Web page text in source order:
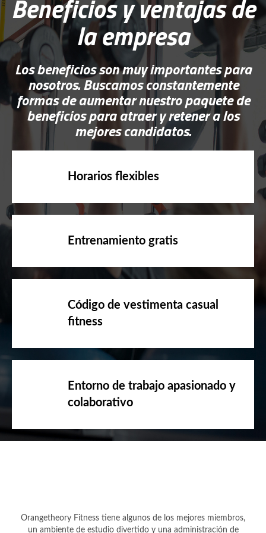
la empresa
Los beneficios son muy importantes para
nosotros. Buscamos constantemente
formas de aumentar nuestro paquete de
beneficios para atraer y retener a los
mejores candidatos.
fitness
colaborativo
un ambiente de estudio divertido y una administración de
apoyo. Lo recomendaría encarecidamente a cualquiera que